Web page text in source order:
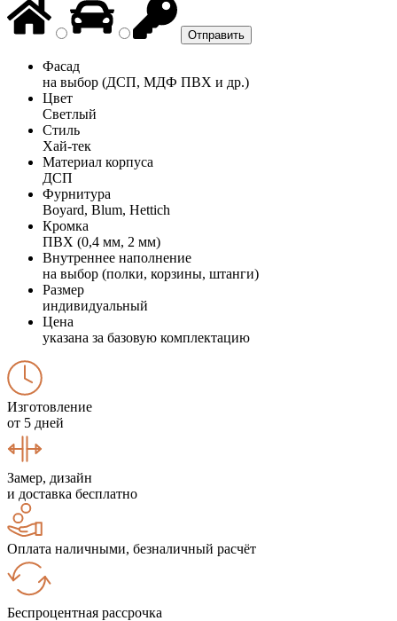
Фасад
на выбор (ДСП, МДФ ПВХ и др.)
Цвет
Светлый
Стиль
Хай-тек
Материал корпуса
ДСП
Фурнитура
Boyard, Blum, Hettich
Кромка
ПВХ (0,4 мм, 2 мм)
Внутреннее наполнение
на выбор (полки, корзины, штанги)
Размер
индивидуальный
Цена
указана за базовую комплектацию
Изготовление
от 5 дней
Замер, дизайн
и доставка бесплатно
Оплата наличными, безналичный расчёт
Беспроцентная рассрочка